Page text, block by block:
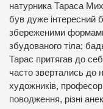
натурника Тараса
був дуже інтересний
збереженими формами
збудованого тіла;
Тарас притягав до
часто звертались до
художників,
поводження, різні